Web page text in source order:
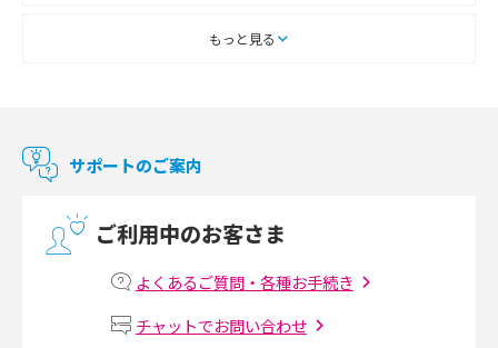
2017年10月(4)
2017年8月(4)
2017年7月(6)
2017年6月(6)
スマートテレビとは？特徴や選び方、使い方をわかりやすく解説
マンションで使えるWi-Fiは？種類ごとの特徴や選び方を紹介
マンションで光回線の利用を始める手順は？設備状況の確認方法も解説
Wi-Fiルーターの設定方法をわかりやすく解説！事前に準備すべきものも紹
もっと見る
サポートのご案内
ご利用中のお客さま
よくあるご質問・各種お手続き
チャットでお問い合わせ